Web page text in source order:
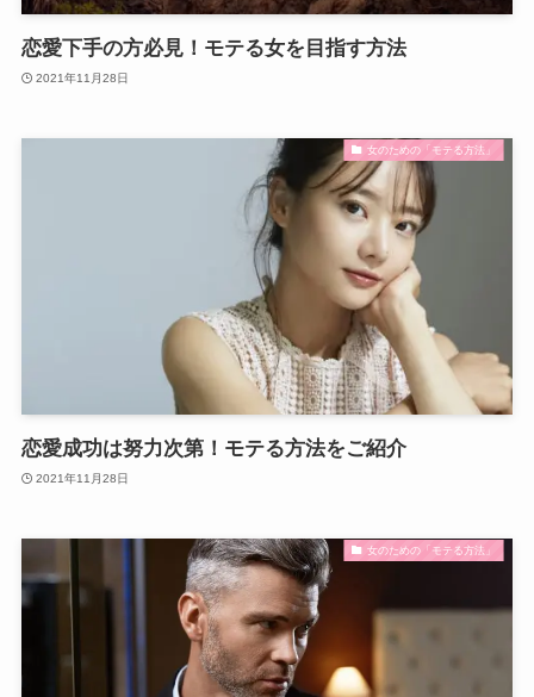
恋愛下手の方必見！モテる女を目指す方法
2021年11月28日
女のための「モテる方法」
恋愛成功は努力次第！モテる方法をご紹介
2021年11月28日
女のための「モテる方法」